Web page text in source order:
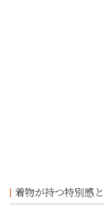
着物が持つ特別感